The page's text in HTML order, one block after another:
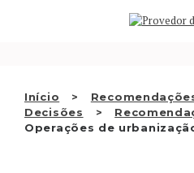
Início
Decisões
Operações de
QUEM SOMOS
RECOMENDAÇÕES
DECISÕES